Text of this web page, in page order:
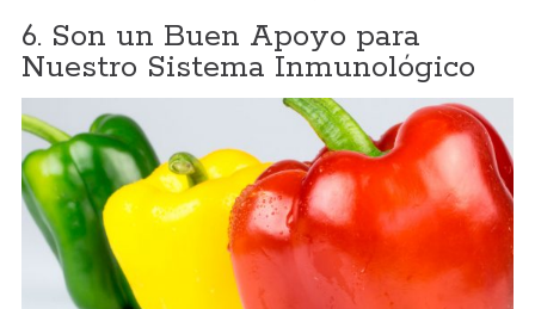
6. Son un Buen Apoyo para
Nuestro Sistema Inmunológico